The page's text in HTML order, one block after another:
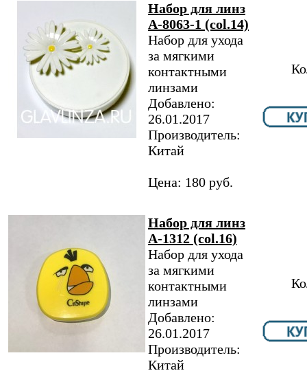
Набор для линз
A-8063-1 (col.14)
Набор для ухода
за мягкими
контактными
линзами
Добавлено:
26.01.2017
Производитель:
Китай
Цена: 180 руб.
Набор для линз
A-1312 (col.16)
Набор для ухода
за мягкими
контактными
линзами
Добавлено:
26.01.2017
Производитель:
Китай